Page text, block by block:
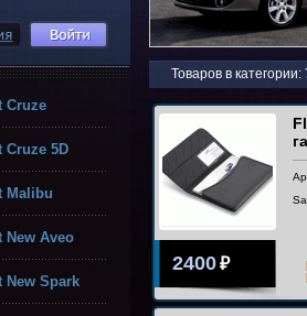
Cruze
Cruze 5D
Malibu
New Aveo
New Spark
Товаров в категории:
2400₽